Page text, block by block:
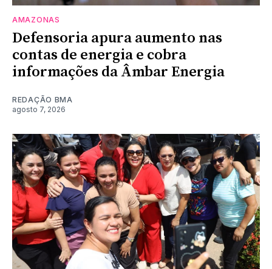
AMAZONAS
Defensoria apura aumento nas
contas de energia e cobra
informações da Âmbar Energia
REDAÇÃO BMA
agosto 7, 2026